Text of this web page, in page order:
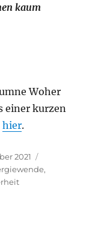
kaum
Woher
einer kurzen
hier.
2021
,